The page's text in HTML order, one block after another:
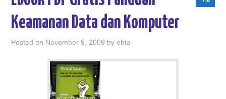
Keamanan Data dan Komputer
Posted on November 9, 2009 byebta